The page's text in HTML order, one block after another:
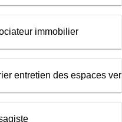
immobilier
entretien des espaces